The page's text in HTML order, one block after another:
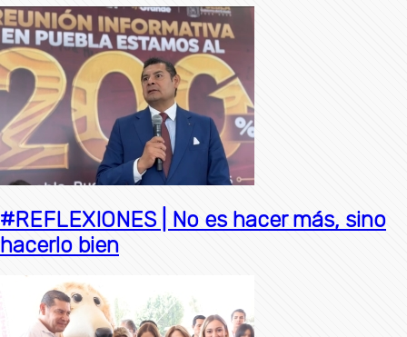
#REFLEXIONES | No es hacer más, sino
hacerlo bien